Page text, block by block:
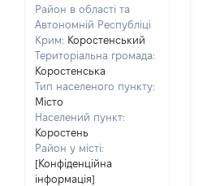
Район в області та
Автономній Республіці
Крим: Коростенський
Територіальна громада:
Коростенська
Тип населеного пункту:
Місто
Населений пункт:
Коростень
Район у місті:
[Конфіденційна
інформація]